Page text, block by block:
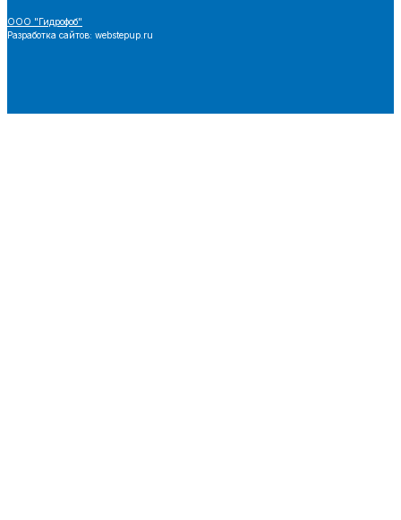
ООО "Гидрофоб"
Разработка сайтов: webstepup.ru